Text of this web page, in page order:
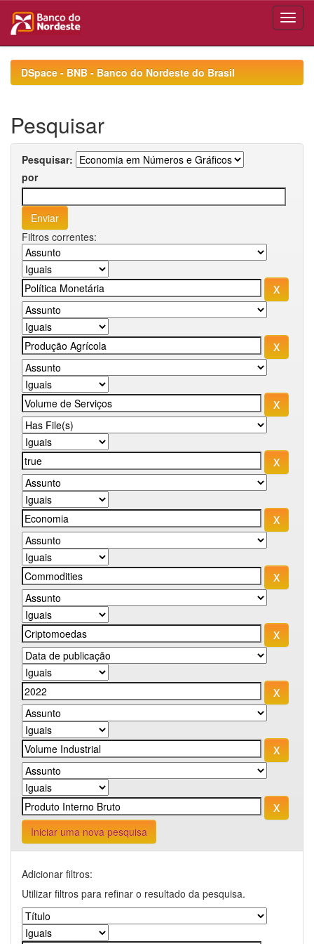
navigationDSpace - BNB - Banco do Nordeste do Brasil
Pesquisar
Pesquisar:
por
Filtros correntes:
Iniciar uma nova pesquisa
Adicionar filtros:
Utilizar filtros para refinar o resultado da pesquisa.